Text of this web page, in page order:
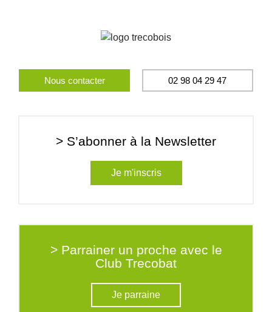
Nous contacter 02 98 04 29 47
> S’abonner à la Newsletter
Je m'inscris
> Parrainer un proche avec le
Club Trecobat
Je parraine